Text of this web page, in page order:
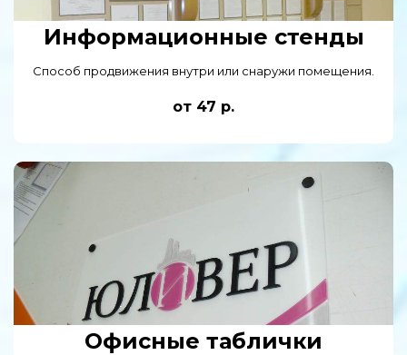
Информационные стенды
Способ продвижения внутри или снаружи помещения.
от 47 р.
Офисные таблички